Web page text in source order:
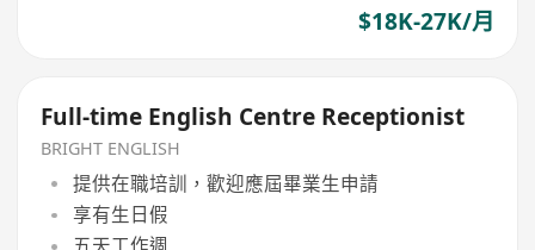
$18K-27K/月
Full-time English Centre Receptionist
BRIGHT ENGLISH
提供在職培訓，歡迎應屆畢業生申請
享有生日假